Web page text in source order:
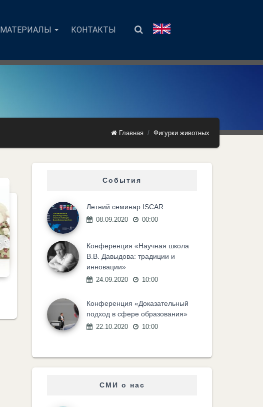
МАТЕРИАЛЫ КОНТАКТЫ
Главная Фигурки животных
События
Летний семинар ISCAR
08.09.2020 00:00
Конференция «Научная школа
В.В. Давыдова: традиции и
инновации»
24.09.2020 10:00
Конференция «Доказательный
подход в сфере образования»
22.10.2020 10:00
СМИ о нас